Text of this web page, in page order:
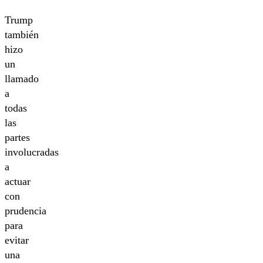
Trump
también
hizo
un
llamado
a
todas
las
partes
involucradas
a
actuar
con
prudencia
para
evitar
una